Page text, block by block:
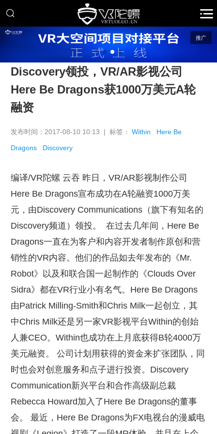
推广
Discovery领投，VR/AR影视公司
Here Be Dragons获1000万美元A轮
融资
发布时间：2017-08-10 10:13 | 标签：Within Here Be
Dragons Discovery
编译/VR陀螺 云吞 昨日，VR/AR影视制作公司
Here Be Dragons宣布成功在A轮融资1000万美
元，由Discovery Communications（旗下有知名的
Discovery频道）领投。
在过去几年间，Here Be
Dragons一直在为客户和内容开发者制作原创和营
销性的VR内容。他们的作品如去年发布的《Mr.
Robot》以及和联合国一起制作的《Clouds Over
Sidra》都在VR行业小有名气。Here Be Dragons
由Patrick Milling-Smith和Chris Milk一起创立，其
中Chris Milk还是另一家VR影视平台Within的创始
人兼CEO。Within也成功在上月底获得B轮4000万
美元融资。 公司计划用获得的资金来扩张团队，同
时也会对创意服务和点子进行投资。Discovery
Communication新兴平台和合作高级副总裁
Rebecca Howard加入了Here Be Dragons的董事
会。 最近，Here Be Dragons为FX电视台的漫威电